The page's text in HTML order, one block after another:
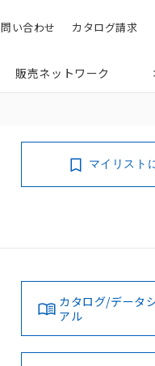
カタログ請求
い合わせ
販売ネットワーク
マイリスト
カタログ/データ
アル